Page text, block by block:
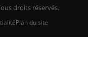
droits réservés.
Plan du site